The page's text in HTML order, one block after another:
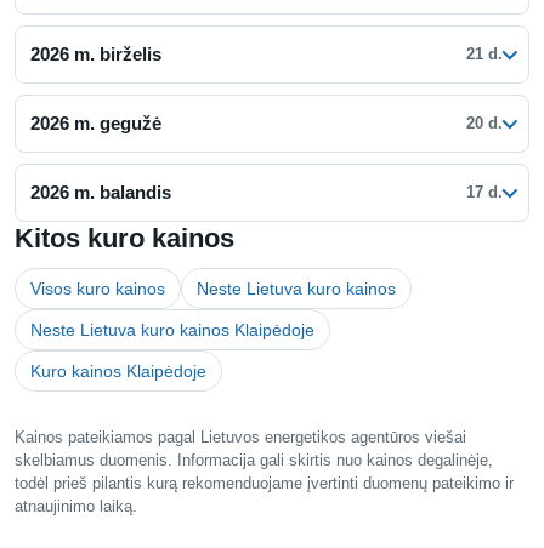
2026 m. birželis 21 d.
2026 m. gegužė 20 d.
2026 m. balandis 17 d.
Kitos kuro kainos
Visos kuro kainos Neste Lietuva kuro kainos
Neste Lietuva kuro kainos Klaipėdoje
Kuro kainos Klaipėdoje
Kainos pateikiamos pagal Lietuvos energetikos agentūros viešai
skelbiamus duomenis. Informacija gali skirtis nuo kainos degalinėje,
todėl prieš pilantis kurą rekomenduojame įvertinti duomenų pateikimo ir
atnaujinimo laiką.